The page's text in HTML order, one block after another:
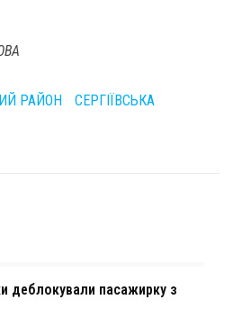
РАЙОН
СЕРГІЇВСЬКА
деблокували пасажирку з